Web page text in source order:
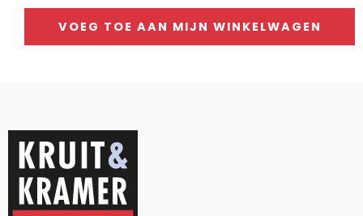
VOEG TOE AAN MIJN WINKELWAGEN